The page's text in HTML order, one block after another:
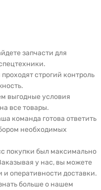
запчасти для
строгий контроль
выгодные условия
все товары.
команда готова ответить
необходимых
покупки был максимально
у нас, вы можете
и оперативности доставки.
больше о нашем